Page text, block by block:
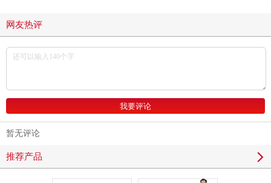
网友热评
暂无评论
推荐产品